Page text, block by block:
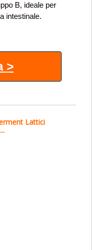
B, ideale per
intestinale.
>
Lattici